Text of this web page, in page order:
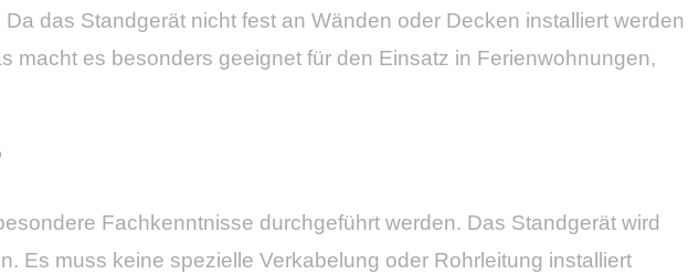
das Standgerät nicht fest an Wänden oder Decken installiert werden
macht es besonders geeignet für den Einsatz in Ferienwohnungen,
Fachkenntnisse durchgeführt werden. Das Standgerät wird
Es muss keine spezielle Verkabelung oder Rohrleitung installiert